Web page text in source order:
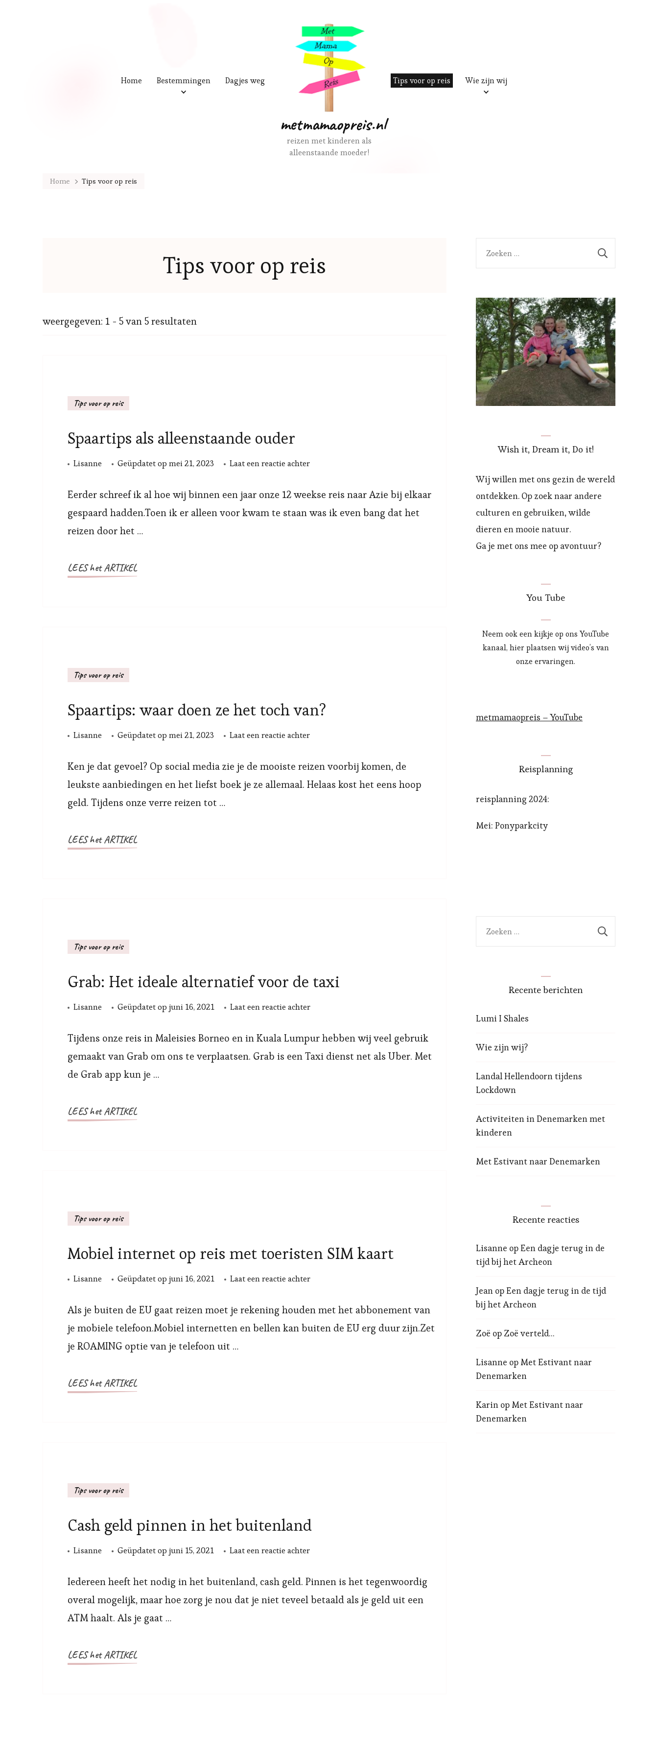
Home Bestemmingen Dagjes weg Tips voor op reis Wie zijn wij
metmamaopreis.nl
reizen met kinderen als
alleenstaande moeder!
Home Tips voor op reis
Tips voor op reis
weergegeven: 1 - 5 van 5 resultaten
Tips voor op reis
Spaartips als alleenstaande ouder
Lisanne Geüpdatet op mei 21, 2023 Laat een reactie achterop
als
alleenstaande
Eerder schreef ik al hoe wij binnen een jaar onze 12 weekse reis naar Azie bij elkaar
gespaard hadden.Toen ik er alleen voor kwam te staan was ik even bang dat het
reizen door het …
LEES het ARTIKEL
Tips voor op reis
Spaartips: waar doen ze het toch van?
Lisanne Geüpdatet op mei 21, 2023 Laat een reactie achterop
waar
doen
Ken je dat gevoel? Op social media zie je de mooiste reizen voorbij komen, de
leukste aanbiedingen en het liefst boek je ze allemaal. Helaas kost het eens hoop
geld. Tijdens onze verre reizen tot …
LEES het ARTIKEL
Tips voor op reis
Grab: Het ideale alternatief voor de taxi
Lisanne Geüpdatet op juni 16, 2021 Laat een reactie achterop
Het
ideale
Tijdens onze reis in Maleisies Borneo en in Kuala Lumpur hebben wij veel gebruik
gemaakt van Grab om ons te verplaatsen. Grab is een Taxi dienst net als Uber. Met
de Grab app kun je …
LEES het ARTIKEL
Tips voor op reis
Mobiel internet op reis met toeristen SIM kaart
Lisanne Geüpdatet op juni 16, 2021 Laat een reactie achterop
internet
op
Als je buiten de EU gaat reizen moet je rekening houden met het abbonement van
je mobiele telefoon.Mobiel internetten en bellen kan buiten de EU erg duur zijn.Zet
je ROAMING optie van je telefoon uit …
LEES het ARTIKEL
Tips voor op reis
Cash geld pinnen in het buitenland
Lisanne Geüpdatet op juni 15, 2021 Laat een reactie achterop
geld
pinnen
Iedereen heeft het nodig in het buitenland, cash geld. Pinnen is het tegenwoordig
overal mogelijk, maar hoe zorg je nou dat je niet teveel betaald als je geld uit een
ATM haalt. Als je gaat …
LEES het ARTIKEL
Wish it, Dream it, Do it!
Wij willen met ons gezin de wereld
ontdekken. Op zoek naar andere
culturen en gebruiken, wilde
dieren en mooie natuur.
Ga je met ons mee op avontuur?
You Tube
Neem ook een kijkje op ons YouTube
kanaal, hier plaatsen wij video’s van
onze ervaringen.
metmamaopreis – YouTube
Reisplanning
reisplanning 2024:
Mei: Ponyparkcity
Recente berichten
Lumi I Shales
Wie zijn wij?
Landal Hellendoorn tijdens
Lockdown
Activiteiten in Denemarken met
kinderen
Met Estivant naar Denemarken
Recente reacties
Lisanne opEen dagje terug in de
tijd bij het Archeon
Jean opEen dagje terug in de tijd
bij het Archeon
Zoë op Zoë verteld…
Lisanne op Met Estivant naar
Denemarken
Karin op Met Estivant naar
Denemarken